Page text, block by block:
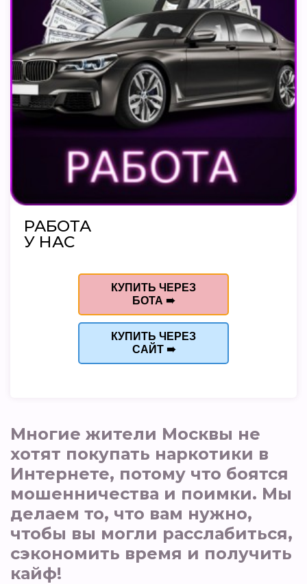
РАБОТА
У НАС
КУПИТЬ ЧЕРЕЗ
БОТА ➠
КУПИТЬ ЧЕРЕЗ
САЙТ ➠
Многие жители Москвы не
хотят покупать наркотики в
Интернете, потому что боятся
мошенничества и поимки. Мы
делаем то, что вам нужно,
чтобы вы могли расслабиться,
сэкономить время и получить
кайф!